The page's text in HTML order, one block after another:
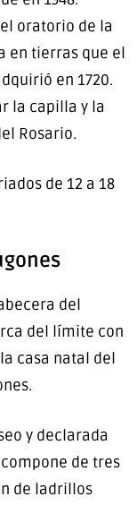
oratorio de la
en tierras que el
en 1720.
la capilla y la
Rosario.
de 12 a 18
del
del límite con
casa natal del
y declarada
de tres
de ladrillos